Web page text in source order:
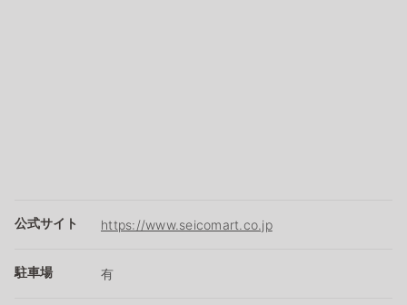
公式サイト https://www.seicomart.co.jp
駐車場 有